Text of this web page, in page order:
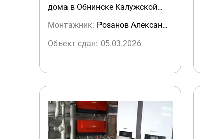
дома в Обнинске Калужской
Монтажник:
Розанов Александр (Термопоинт)
Объект сдан: 05.03.2026